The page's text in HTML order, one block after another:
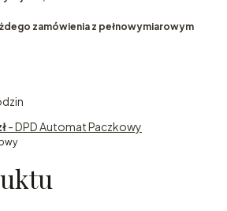
zamówienia z pełnowymiarowym
- DPD Automat Paczkowy